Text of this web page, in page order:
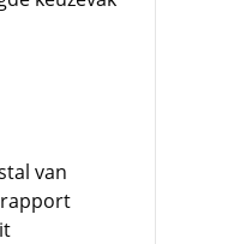
van
rapport